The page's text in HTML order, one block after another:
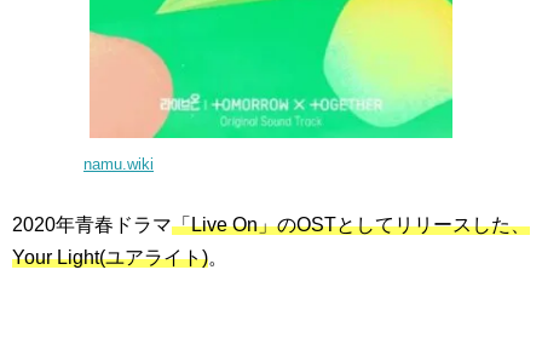
namu.wiki
2020年青春ドラマ「Live On」のOSTとしてリリースした、
Your Light(ユアライト)。